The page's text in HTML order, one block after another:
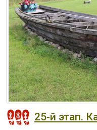
25-й этап.